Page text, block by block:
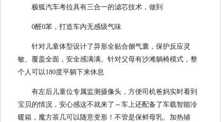
极狐汽车考拉具有三合一的滤芯技术，做到
0️醛0️苯，打造车内无感级气味
针对儿童体型设计了异形全贴合侧气囊，保护反应灵
敏、覆盖全面，安全感满满。针对父母有沙滩躺椅模式，整
个人可以180度平躺下来休息
有左后儿童位专属监测摄像头，方便司机爸妈实时看到
宝贝的情况，安心感这不就来了～车上还配备了车载智能冷
暖箱，魔方茶几可以随意变形！不管是保鲜母乳、加热辅